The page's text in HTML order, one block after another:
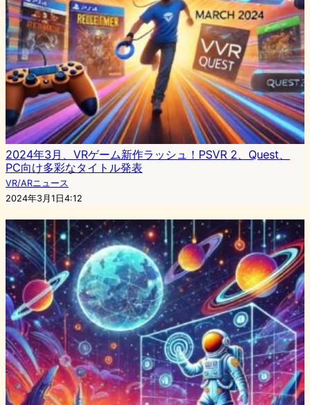
2024年3月、VRゲーム新作ラッシュ！PSVR 2、Quest、
PC向け多彩なタイトル発表
VR/ARニュース
2024年3月1日4:12